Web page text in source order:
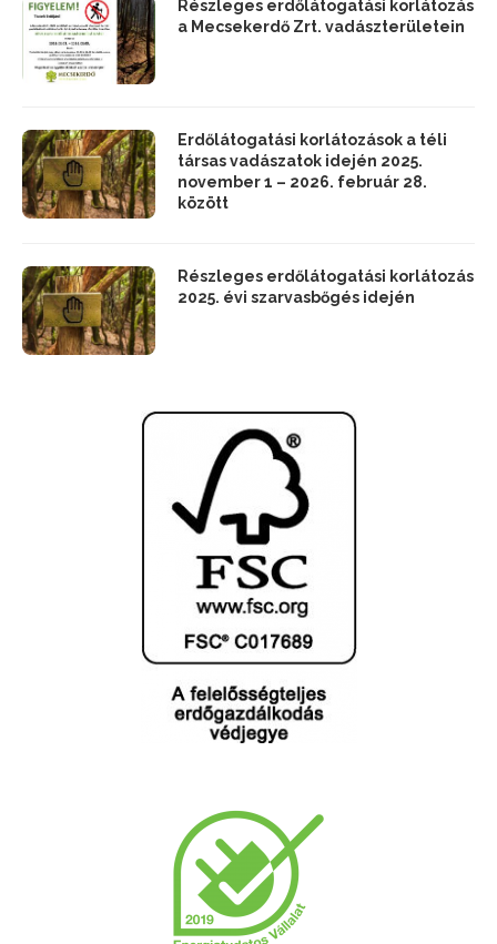
Részleges erdőlátogatási korlátozás
a Mecsekerdő Zrt. vadászterületein
Erdőlátogatási korlátozások a téli
társas vadászatok idején 2025.
november 1 – 2026. február 28.
között
Részleges erdőlátogatási korlátozás
2025. évi szarvasbőgés idején